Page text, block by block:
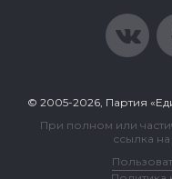
© 2005-2026, Партия
При полном или
ссылка